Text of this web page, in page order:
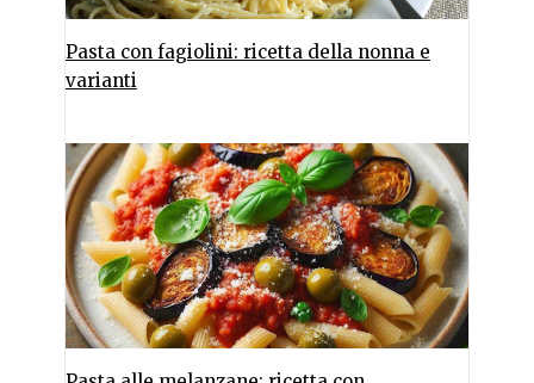
Pasta con fagiolini: ricetta della nonna e
varianti